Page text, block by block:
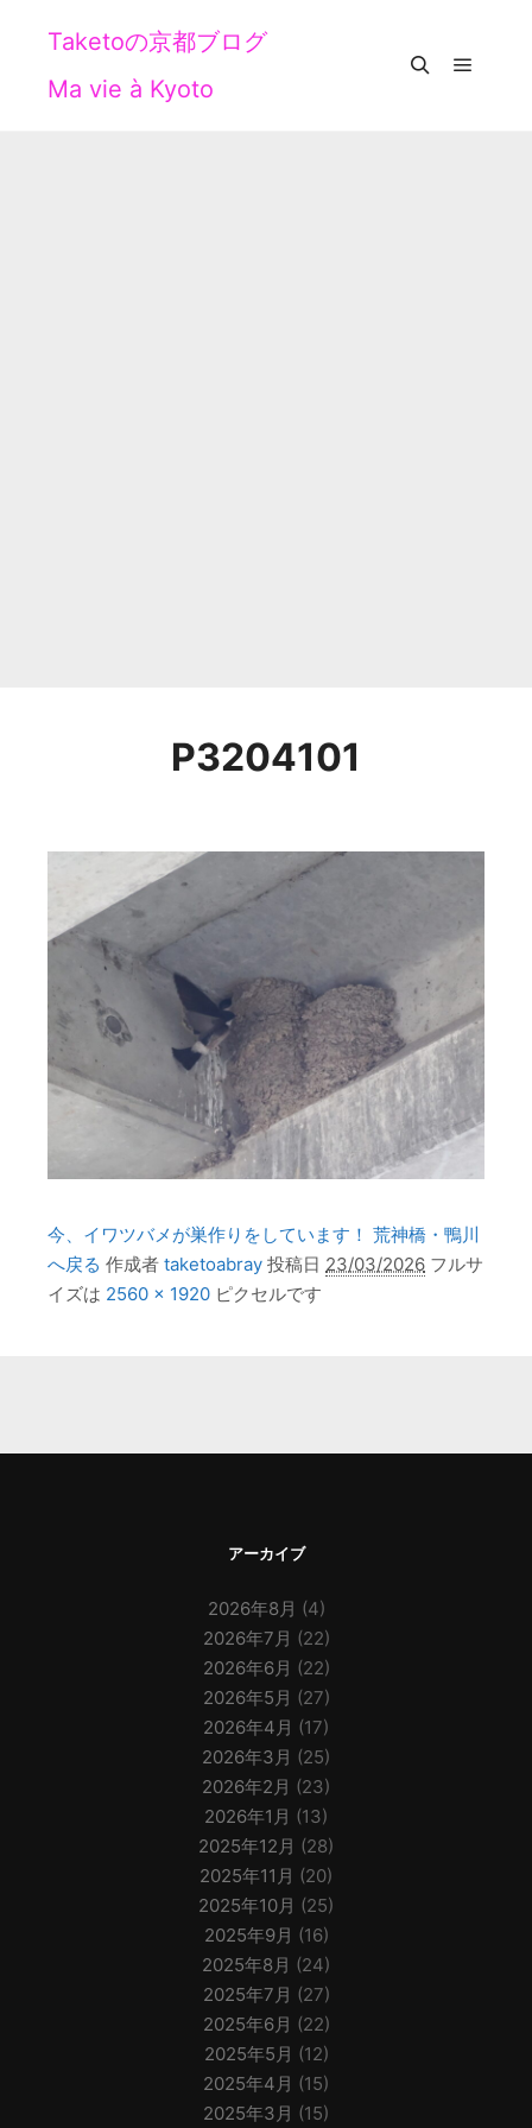
Taketoの京都ブログ
Ma vie à Kyoto
P3204101
今、イワツバメが巣作りをしています！ 荒神橋・鴨川
へ戻る 作成者 taketoabray 投稿日 23/03/2026 フルサ
イズは 2560 × 1920 ピクセルです
アーカイブ
2026年8月 (4)
2026年7月 (22)
2026年6月 (22)
2026年5月 (27)
2026年4月 (17)
2026年3月 (25)
2026年2月 (23)
2026年1月 (13)
2025年12月 (28)
2025年11月 (20)
2025年10月 (25)
2025年9月 (16)
2025年8月 (24)
2025年7月 (27)
2025年6月 (22)
2025年5月 (12)
2025年4月 (15)
2025年3月 (15)